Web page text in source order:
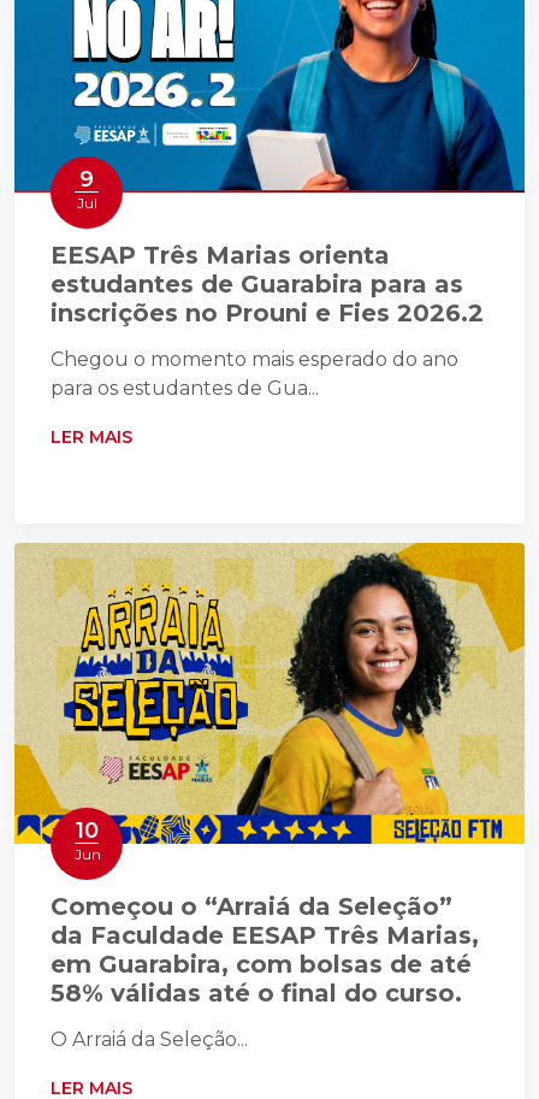
9
Jul
EESAP Três Marias orienta
estudantes de Guarabira para as
inscrições no Prouni e Fies 2026.2
Chegou o momento mais esperado do ano
para os estudantes de Gua...
LER MAIS
10
Jun
Começou o “Arraiá da Seleção”
da Faculdade EESAP Três Marias,
em Guarabira, com bolsas de até
58% válidas até o final do curso.
O Arraiá da Seleção...
LER MAIS